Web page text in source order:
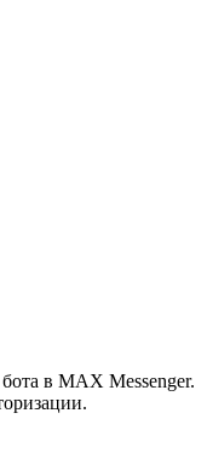
в MAX Messenger.